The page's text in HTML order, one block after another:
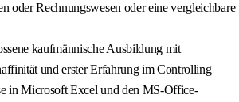
oder Rechnungswesen oder eine vergleichbare
kaufmännische Ausbildung mit
und erster Erfahrung im Controlling
in Microsoft Excel und den MS-Office-